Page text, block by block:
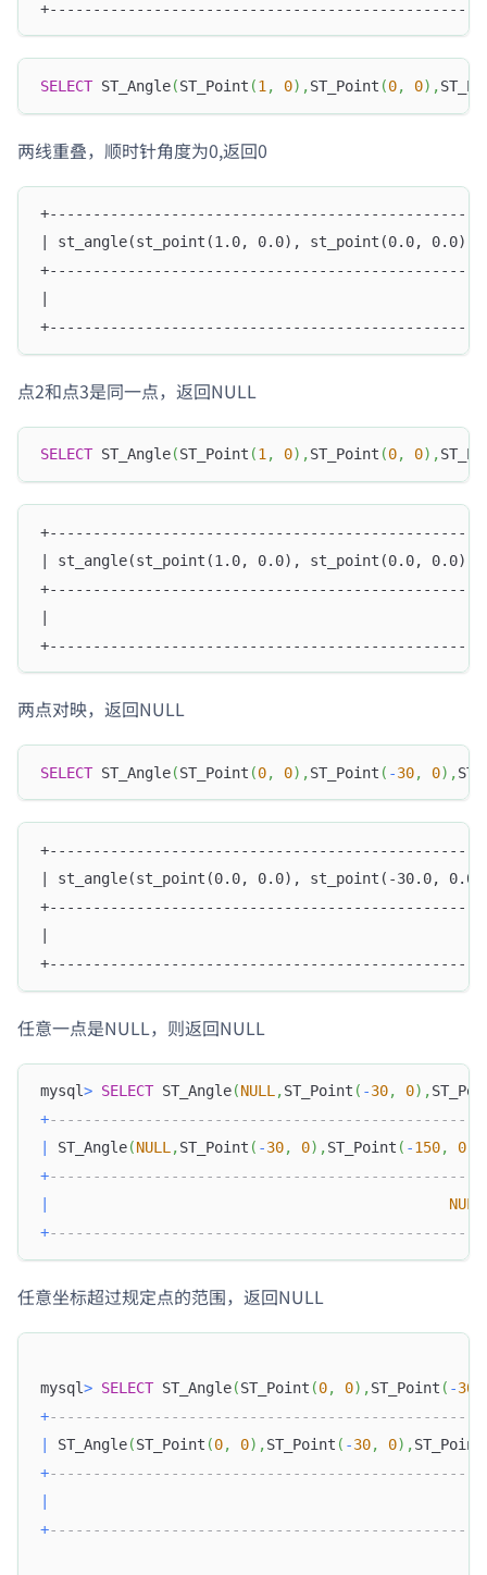
SELECT ST_Angle(ST_Point (1 , 0) ,ST_Point (0, 0) ,
两线重叠，顺时针角度为0,返回0
| st_angle(st_point(1.0, 0.0), st_point(0.0,
点2和点3是同一点，返回NULL
SELECT ST_Angle(ST_Point (1, 0) ,ST_Point (0, 0) ,
| st_angle(st_point(1.0, 0.0), st_point(0.0,
两点对映，返回NULL
SELECT ST_Angle(ST_Point (0, 0) ,ST_Point ( -30, 0) ,
| st_angle(st_point(0.0, 0.0), st_point(-30.0,
任意一点是NULL，则返回NULL
mysql> SELECT ST_Angle(NULL ,ST_Point ( -30, 0) ,
+
ST_Angle(NULL ,ST_Point ( -30, 0) ,ST_Point ( -150, 0
+
NULL
+
任意坐标超过规定点的范围，返回NULL
mysql> SELECT ST_Angle(ST_Point (0, 0) ,ST_Point ( -30
+
ST_Angle(ST_Point (0, 0) ,ST_Point ( -30, 0) ,ST_Point
+
+